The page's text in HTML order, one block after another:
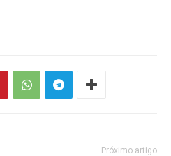
Próximo artigo